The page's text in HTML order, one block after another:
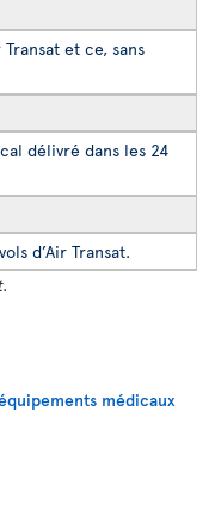
et ce, sans
délivré dans les 24
d’Air Transat.
médicaux